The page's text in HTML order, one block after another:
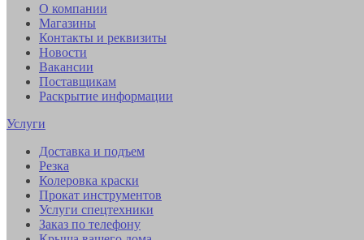
О компании
Магазины
Контакты и реквизиты
Новости
Вакансии
Поставщикам
Раскрытие информации
Услуги
Доставка и подъем
Резка
Колеровка краски
Прокат инструментов
Услуги спецтехники
Заказ по телефону